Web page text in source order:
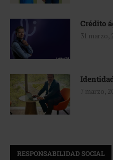
Crédito
31 marzo,
7 marzo,
RESPONSABILIDAD SOCIAL